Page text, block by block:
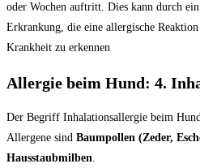
oder Wochen auftritt. Dies kann durch
Erkrankung, die eine allergische
Krankheit zu erkennen
Allergie beim Hund: 4.
Der Begriff Inhalationsallergie beim
Allergene sind Baumpollen (Zeder,
Hausstaubmilben.